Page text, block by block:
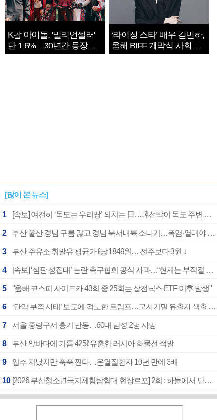
K팝 아이돌, '밀리언셀러'
단 1.6%…30년간 등장
1182개팀 전수조사
‘라이징 스타’ 배우 김민하,
올해 BIFF 개막식 사회자
확정
[많이 본 뉴스]
1 [속보] 여전히 ‘독도는 우리땅’ 외치는 日…韓선박이 독도 주변 해양조사 활동하자 반발
2 부산 울산 경남 구름 많고 경남 북서내륙 소나기…폭염·열대야 계속
3 부산 주유소 휘발유 평균가 ℓ당 1849원… 전주보다 3원 ↓
4 [속보] ‘심판 성접대’ 논란 축구협회 공식 사과…“현재는 부적절 행위 없어”
5 "올해 코스피 사이드카 43회 중 25회는 삼전닉스 ETF 이후 발생"
6 ‘탄약 부족 사태’ 보도에 격노한 트럼프…군사기밀 유출자 색출 지시
7 서울 중랑구서 흉기 난동…60대 남성 2명 사망
8 부산 앞바다에 기름 425ℓ 유출한 러시아 화물선 적발
9 입추 지났지만 푹푹 찐다…온열질환자 10년 만에 3배
10 [2026 부산청소년극지체험탐험대 현장르포] 2회 : 하늘에서 만난 얼음의 나라